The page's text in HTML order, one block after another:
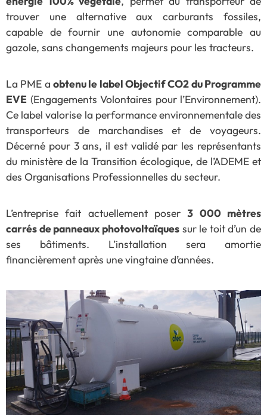
trouver une alternative aux carburants fossiles,
capable de fournir une autonomie comparable au
gazole, sans changements majeurs pour les tracteurs.
La PME a obtenu le label Objectif CO2 du Programme
EVE (Engagements Volontaires pour l’Environnement).
Ce label valorise la performance environnementale des
transporteurs de marchandises et de voyageurs.
Décerné pour 3 ans, il est validé par les représentants
du ministère de la Transition écologique, de l’ADEME et
des Organisations Professionnelles du secteur.
L’entreprise fait actuellement poser3 000 mètres
carrés de panneaux photovoltaïquessur le toit d’un de
ses bâtiments. L’installation sera amortie
financièrement après une vingtaine d’années.